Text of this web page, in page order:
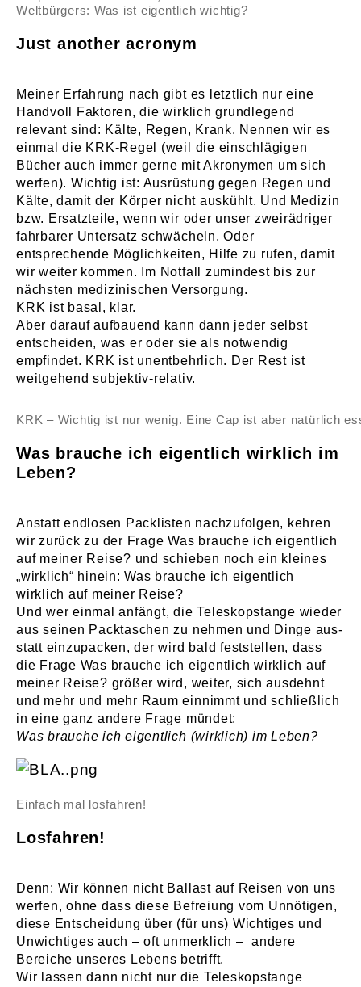
Weltbürgers: Was ist eigentlich wichtig?
Just another acronym
Meiner Erfahrung nach gibt es letztlich nur eine
Handvoll Faktoren, die wirklich grundlegend
relevant sind: Kälte, Regen, Krank. Nennen wir es
einmal die KRK-Regel (weil die einschlägigen
Bücher auch immer gerne mit Akronymen um sich
werfen). Wichtig ist: Ausrüstung gegen Regen und
Kälte, damit der Körper nicht auskühlt. Und Medizin
bzw. Ersatzteile, wenn wir oder unser zweirädriger
fahrbarer Untersatz schwächeln. Oder
entsprechende Möglichkeiten, Hilfe zu rufen, damit
wir weiter kommen. Im Notfall zumindest bis zur
nächsten medizinischen Versorgung.
KRK ist basal, klar.
Aber darauf aufbauend kann dann jeder selbst
entscheiden, was er oder sie als notwendig
empfindet. KRK ist unentbehrlich. Der Rest ist
weitgehend subjektiv-relativ.
KRK – Wichtig ist nur wenig. Eine Cap ist aber natürlich
Was brauche ich eigentlich wirklich im
Leben?
Anstatt endlosen Packlisten nachzufolgen, kehren
wir zurück zu der Frage Was brauche ich eigentlich
auf meiner Reise? und schieben noch ein kleines
„wirklich“ hinein: Was brauche ich eigentlich
wirklich auf meiner Reise?
Und wer einmal anfängt, die Teleskopstange wieder
aus seinen Packtaschen zu nehmen und Dinge aus-
statt einzupacken, der wird bald feststellen, dass
die Frage Was brauche ich eigentlich wirklich auf
meiner Reise? größer wird, weiter, sich ausdehnt
und mehr und mehr Raum einnimmt und schließlich
in eine ganz andere Frage mündet:
Was brauche ich eigentlich (wirklich) im Leben?
Einfach mal losfahren!
Losfahren!
Denn: Wir können nicht Ballast auf Reisen von uns
werfen, ohne dass diese Befreiung vom Unnötigen,
diese Entscheidung über (für uns) Wichtiges und
Unwichtiges auch – oft unmerklich – andere
Bereiche unseres Lebens betrifft.
Wir lassen dann nicht nur die Teleskopstange